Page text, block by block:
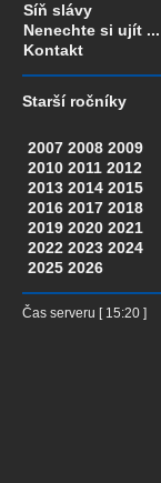
Síň slávy
Nenechte si ujít ...
Kontakt
Starší ročníky
2007 2008 2009
2010 2011 2012
2013 2014 2015
2016 2017 2018
2019 2020 2021
2022 2023 2024
2025 2026
Čas serveru [ 15:20 ]